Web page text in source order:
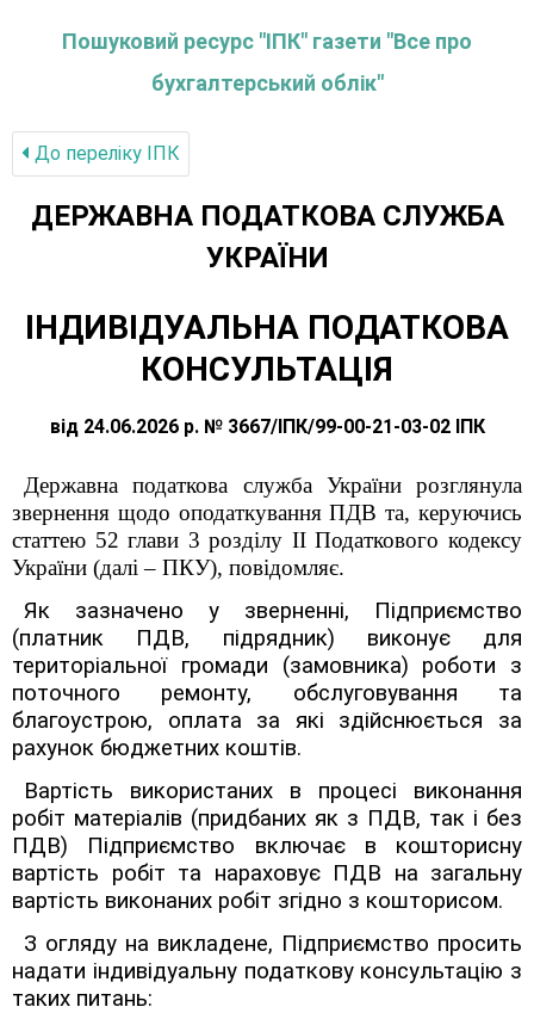
Пошуковий ресурс "ІПК" газети "Все про
бухгалтерський облік"
До переліку IПК
ДЕРЖАВНА ПОДАТКОВА СЛУЖБА
УКРАЇНИ
ІНДИВІДУАЛЬНА ПОДАТКОВА
КОНСУЛЬТАЦІЯ
від 24.06.2026 р. № 3667/ІПК/99-00-21-03-02 ІПК
Державна податкова служба України розглянула
звернення щодо оподаткування ПДВ та, керуючись
статтею 52 глави 3 розділу ІІ Податкового кодексу
України (далі – ПКУ), повідомляє.
Як зазначено у зверненні, Підприємство
(платник ПДВ, підрядник) виконує для
територіальної громади (замовника) роботи з
поточного ремонту, обслуговування та
благоустрою, оплата за які здійснюється за
рахунок бюджетних коштів.
Вартість використаних в процесі виконання
робіт матеріалів (придбаних як з ПДВ, так і без
ПДВ) Підприємство включає в кошторисну
вартість робіт та нараховує ПДВ на загальну
вартість виконаних робіт згідно з кошторисом.
З огляду на викладене, Підприємство просить
надати індивідуальну податкову консультацію з
таких питань: